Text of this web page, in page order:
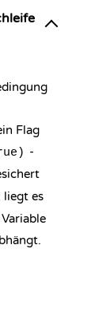
Flag
-
liegt es